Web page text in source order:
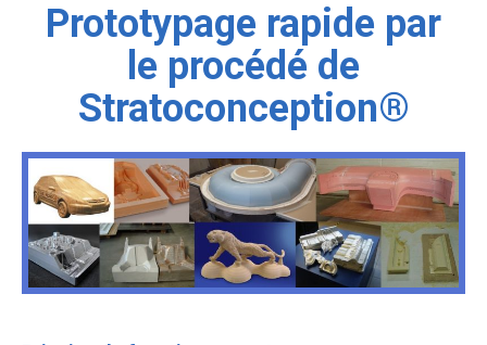
Prototypage rapide par
le procédé de
Stratoconception®